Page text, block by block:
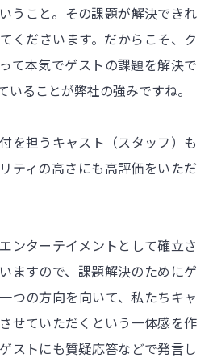
うこと。その課題が解決できれ
くださいます。だからこそ、ク
て本気でゲストの課題を解決で
いることが弊社の強みですね。
を担うキャスト（スタッフ）も
ティの高さにも高評価をいただ
ンターテイメントとして確立さ
ますので、課題解決のためにゲ
つの方向を向いて、私たちキャ
せていただくという一体感を作
ストにも質疑応答などで発言し